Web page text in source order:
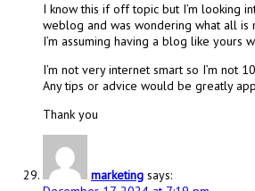
I know this if off topic but I’m looking
weblog and was wondering what all is
I’m assuming having a blog like yours
I’m not very internet smart so I’m not
Any tips or advice would be greatly
Thank you
marketing says: